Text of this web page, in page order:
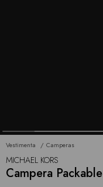
Vestimenta Camperas
MICHAEL KORS
Campera